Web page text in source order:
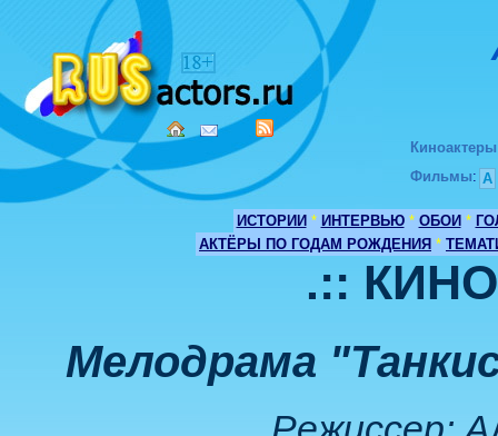
Киноактеры
Фильмы: А
ИСТОРИИ * ИНТЕРВЬЮ * ОБОИ *
АКТЁРЫ ПО ГОДАМ РОЖДЕНИЯ *
.::
Мелодрама